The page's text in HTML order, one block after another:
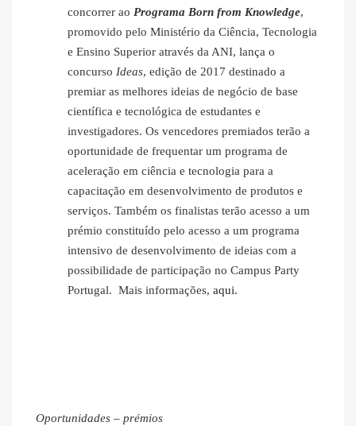
concorrer ao Programa Born from Knowledge,
promovido pelo Ministério da Ciência, Tecnologia
e Ensino Superior através da ANI, lança o
concurso Ideas, edição de 2017 destinado a
premiar as melhores ideias de negócio de base
científica e tecnológica de estudantes e
investigadores. Os vencedores premiados terão a
oportunidade de frequentar um programa de
aceleração em ciência e tecnologia para a
capacitação em desenvolvimento de produtos e
serviços. Também os finalistas terão acesso a um
prémio constituído pelo acesso a um programa
intensivo de desenvolvimento de ideias com a
possibilidade de participação no Campus Party
Portugal. Mais informações, aqui.
Oportunidades – prémios